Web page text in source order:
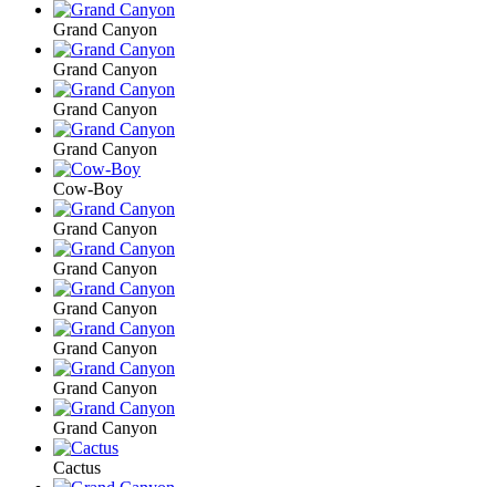
Grand Canyon
Grand Canyon
Grand Canyon
Grand Canyon
Cow-Boy
Grand Canyon
Grand Canyon
Grand Canyon
Grand Canyon
Grand Canyon
Grand Canyon
Cactus